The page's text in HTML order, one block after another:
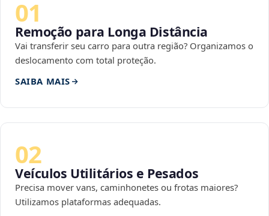
01
Remoção para Longa Distância
Vai transferir seu carro para outra região? Organizamos o
deslocamento com total proteção.
SAIBA MAIS
02
Veículos Utilitários e Pesados
Precisa mover vans, caminhonetes ou frotas maiores?
Utilizamos plataformas adequadas.